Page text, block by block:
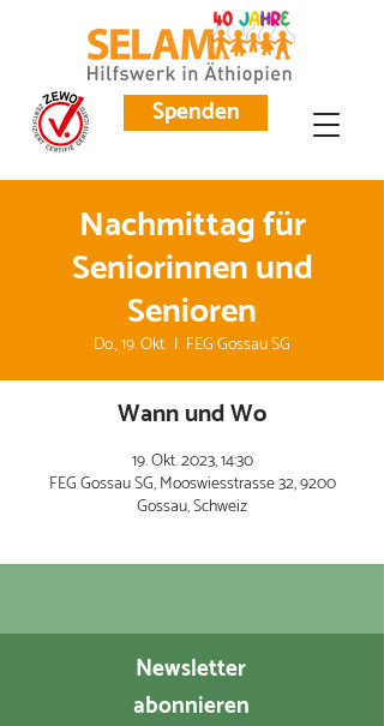
Spenden
Nachmittag für
Seniorinnen und
Senioren
Do., 19. Okt.
  |
FEG Gossau SG
Wann und Wo
19. Okt. 2023, 14:30
FEG Gossau SG, Mooswiesstrasse 32, 9200
Gossau, Schweiz
Newsletter
abonnieren